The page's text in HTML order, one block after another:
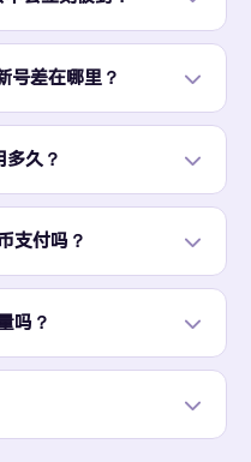
号差在哪里？
久？
支付吗？
吗？